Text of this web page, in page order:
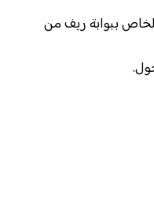
الخاص ببوابة ريف من